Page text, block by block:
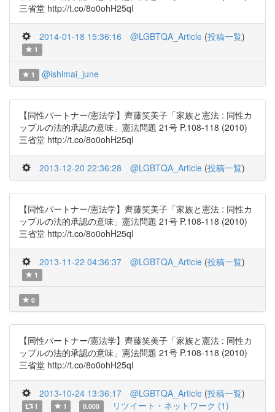
三省堂 http://t.co/8o0ohH25qI
2014-01-18 15:36:16 @LGBTQA_Article (投稿一覧)
1
1 @ishimai_june
【同性パートナー/憲法学】齊藤笑美子「家族と憲法 : 同性カ
ップルの法的承認の意味」憲法問題 21号 P.108-118 (2010)
三省堂 http://t.co/8o0ohH25qI
2013-12-20 22:36:28 @LGBTQA_Article (投稿一覧)
【同性パートナー/憲法学】齊藤笑美子「家族と憲法 : 同性カ
ップルの法的承認の意味」憲法問題 21号 P.108-118 (2010)
三省堂 http://t.co/8o0ohH25qI
2013-11-22 04:36:37 @LGBTQA_Article (投稿一覧)
1
0
【同性パートナー/憲法学】齊藤笑美子「家族と憲法 : 同性カ
ップルの法的承認の意味」憲法問題 21号 P.108-118 (2010)
三省堂 http://t.co/8o0ohH25qI
2013-10-24 13:36:17 @LGBTQA_Article (投稿一覧)
1 1 0.000 リツイート・ネットワーク (1)